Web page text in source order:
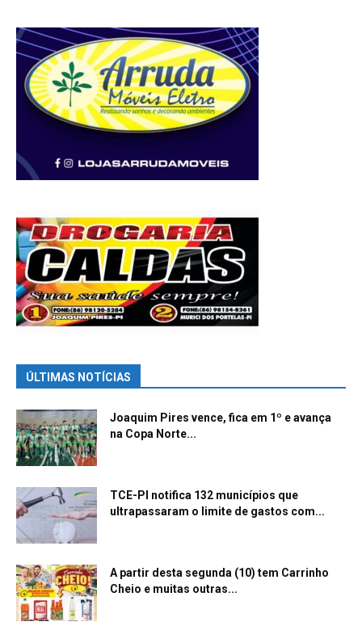
ÚLTIMAS NOTÍCIAS
Joaquim Pires vence, fica em 1º e avança
na Copa Norte...
TCE-PI notifica 132 municípios que
ultrapassaram o limite de gastos com...
A partir desta segunda (10) tem Carrinho
Cheio e muitas outras...